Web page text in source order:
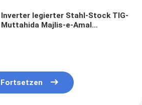
Inverter legierter Stahl-Stock TIG-
Muttahida Majlis-e-Amal
Fortsetzen